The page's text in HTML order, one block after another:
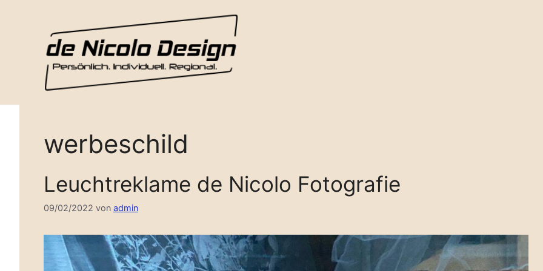
werbeschild
Leuchtreklame de Nicolo Fotografie
09/02/2022 von admin